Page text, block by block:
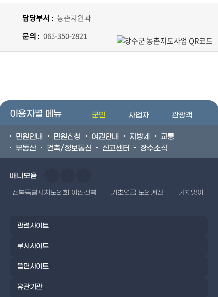
담당부서 : 농촌지원과
문의 : 063-350-2821
이용자별 메뉴 군민 사업자 관광객
민원안내 민원신청 여권안내 지방세
교통
부동산
건축/정보통신 신고센터 장수소식
배너모음
전북특별자치도의회 어썸전북 기초연금 모의계산 가치앗이
관련사이트
부서사이트
읍면사이트
유관기관